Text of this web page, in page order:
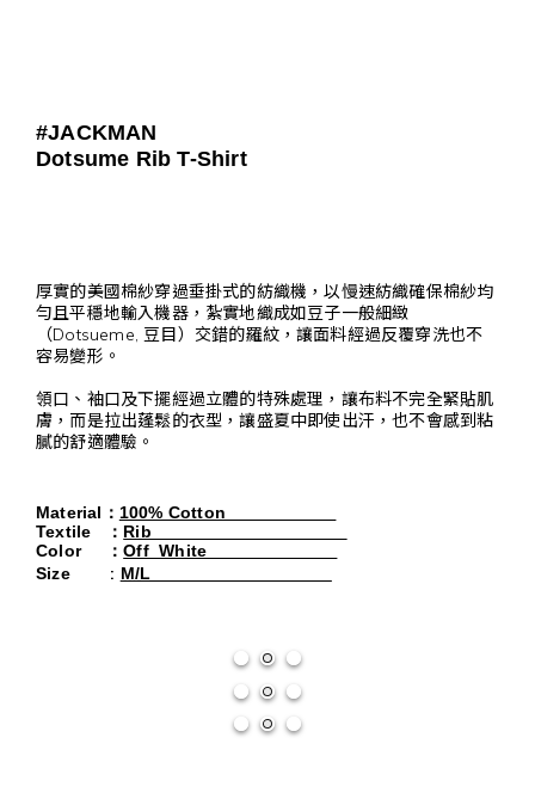
#JACKMAN
Dotsume Rib T-Shirt
厚實的美國棉紗穿過垂掛式的紡織機，以慢速紡織確保棉紗均
勻且平穩地輸入機器，紮實地織成如豆子一般細緻
（Dotsueme, 豆目）交錯的羅紋，讓面料經過反覆穿洗也不
容易變形。
領口、袖口及下擺經過立體的特殊處理，讓布料不完全緊貼肌
膚，而是拉出蓬鬆的衣型，讓盛夏中即使出汗，也不會感到粘
膩的舒適體驗。
Material ： 100% Cotton
Textile
： Rib
Color
：Off White
Size
: M/L